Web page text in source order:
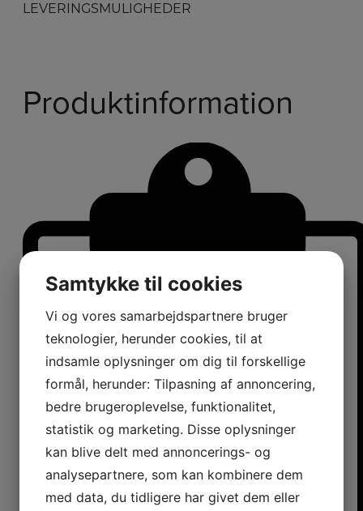
LEVERINGSMULIGHEDER
Produktinformation
Samtykke til cookies
Vi og vores samarbejdspartnere bruger
teknologier, herunder cookies, til at
indsamle oplysninger om dig til forskellige
formål, herunder: Tilpasning af annoncering,
bedre brugeroplevelse, funktionalitet,
statistik og marketing. Disse oplysninger
kan blive delt med annoncerings- og
analysepartnere, som kan kombinere dem
med data, du tidligere har givet dem eller